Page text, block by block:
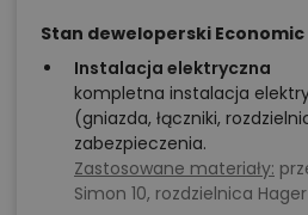
Stan deweloperski
Instalacja elektryczna
kompletna instalacja
(gniazda, łączniki,
zabezpieczenia.
Zastosowane materiały:
Simon 10, rozdzielnica